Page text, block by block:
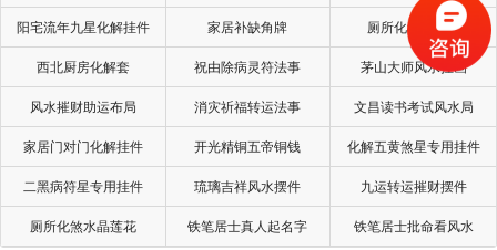
提升气场：佩戴黄金饰品能够显著提升个人的外在
形象和内在气质，让人在举手投足间展现出自信与魅
力。在社交场合中，这种由内而外散发的自信与独特魅
力更容易吸引他人的关注，从而吸引贵人主动靠近。对
于职场人士而言，贵人的助力往往能为事业发展开辟新
的道路，进而提升个人的整体运势。
黄金放在哪里比较旺
阳宅流年九星化解挂件 家居补缺角牌 厕所化秽气煞套
西北厨房化解套 祝由除病灵符法事 茅山大师风水挂画
风水摧财助运布局 消灾祈福转运法事 文昌读书考试风水局
家居门对门化解挂件 开光精铜五帝铜钱 化解五黄煞星专用挂件
二黑病符星专用挂件 琉璃吉祥风水摆件 九运转运摧财摆件
厕所化煞水晶莲花 铁笔居士真人起名字 铁笔居士批命看风水